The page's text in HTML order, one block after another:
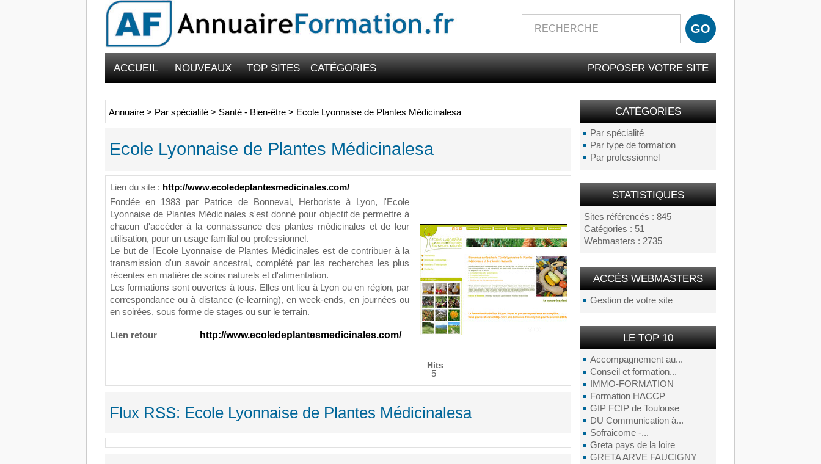
ACCUEIL NOUVEAUX TOP SITES CATÉGORIES PROPOSER VOTRE SITE
CATÉGORIES
Par spécialité
Par type de formation
Par professionnel
STATISTIQUES
Sites référencés : 845
Catégories : 51
Webmasters : 2735
ACCÉS WEBMASTERS
Gestion de votre site
LE TOP 10
Accompagnement au...
Conseil et formation...
IMMO-FORMATION
Formation HACCP
GIP FCIP de Toulouse
DU Communication à...
Sofraicome -...
Greta pays de la loire
GRETA ARVE FAUCIGNY
Annuaire > Par spécialité > Santé - Bien-être > Ecole Lyonnaise de Plantes Médicinalesa
Ecole Lyonnaise de Plantes Médicinalesa
Lien du site : http://www.ecoledeplantesmedicinales.com/
Fondée en 1983 par Patrice de Bonneval, Herboriste à Lyon, l'Ecole
Lyonnaise de Plantes Médicinales s'est donné pour objectif de permettre à
chacun d'accéder à la connaissance des plantes médicinales et de leur
utilisation, pour un usage familial ou professionnel.
Le but de l'Ecole Lyonnaise de Plantes Médicinales est de contribuer à la
transmission d'un savoir ancestral, complété par les recherches les plus
récentes en matière de soins naturels et d'alimentation.
Les formations sont ouvertes à tous. Elles ont lieu à Lyon ou en région, par
correspondance ou à distance (e-learning), en week-ends, en journées ou
en soirées, sous forme de stages ou sur le terrain.
Lien retour http://www.ecoledeplantesmedicinales.com/
Hits
5
Flux RSS: Ecole Lyonnaise de Plantes Médicinalesa